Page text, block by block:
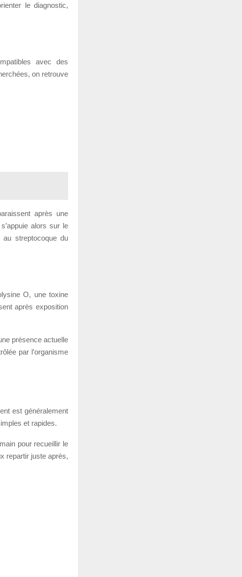
le diagnostic,
avec des
on retrouve
après une
alors sur le
streptocoque du
O, une toxine
après exposition
présence actuelle
par l’organisme
est généralement
et rapides.
pour recueillir le
repartir juste après,